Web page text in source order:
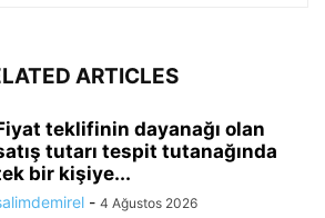
ARTICLES
teklifinin dayanağı olan
tutarı tespit tutanağında
bir kişiye...
- 4 Ağustos 2026